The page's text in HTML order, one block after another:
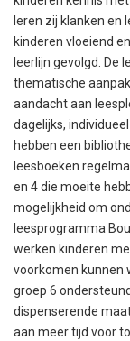
leren zij klanken en
kinderen vloeiend
leerlijn gevolgd. De
thematische
aandacht aan
dagelijks,
hebben een
leesboeken
en 4 die moeite
mogelijkheid om
leesprogramma
werken kinderen
voorkomen kunnen
groep 6
dispenserende
aan meer tijd voor